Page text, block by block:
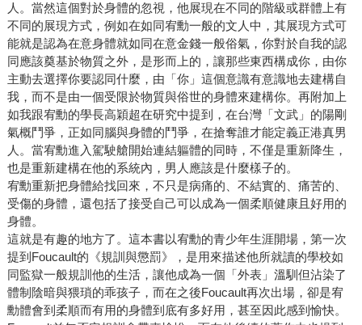
人。當然這個對於身體的忽視，他展現在不同的階級或群體上有
不同的展現方式，例如在如同宥勳一般的文人中，其展現方式可
能就是認為在意身體就如同在意金錢一般俗氣，你對於自我的認
同應該奠基於物質之外，是形而上的，讓那些東西構成你，由你
主動去選擇你要認同什麼，由「你」這個意識有意識地去建構自
我，而不是由一個受限於物質與俗世的身體來建構你。再附加上
如我跟宥勳的學長高穎超在研究中提到，在台灣「文武」的陽剛
氣概鬥爭，正如同腦與身體的鬥爭，在搶奪誰才能定義正港真男
人。當宥勳進入駕駛艙開始連結軀體的同時，不僅是重新降生，
也是重新建構在他的系統內，男人應該是什麼樣子的。
宥勳重新把身體給找回來，不只是病痛的、不結實的、痛苦的、
受傷的身體，還包括了接受自己可以成為一個柔順健康且好用的
身體。
這就是有趣的地方了。這本書以宥勳的青少年生涯開場，第一次
提到Foucault的《規訓與懲罰》，是用來描述他所就讀的學校如
同監獄一般規訓他的生活，讓他成為一個「外表」溫馴但沾染了
體制陰暗與猥瑣的乖孩子，而在之後Foucault再次出場，卻是宥
勳體會到柔順而有用的身體到底有多好用，甚至因此感到愉快。